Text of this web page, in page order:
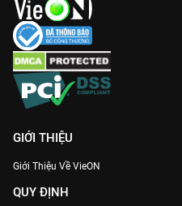
GIỚI THIỆU
Giới Thiệu Về VieON
QUY ĐỊNH